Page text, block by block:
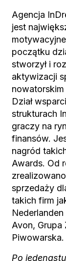
Agencja
jest
początku
stworzył i
aktywizacji
nowatorskim
Dział
strukturach
graczy na
finansów.
nagród
Awards. Od
sprzedaży
takich firm
Avon, Grupa
Piwowarska.
Po